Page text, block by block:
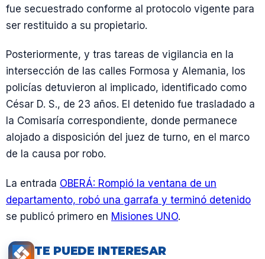
fue secuestrado conforme al protocolo vigente para
ser restituido a su propietario.
Posteriormente, y tras tareas de vigilancia en la
intersección de las calles Formosa y Alemania, los
policías detuvieron al implicado, identificado como
César D. S., de 23 años. El detenido fue trasladado a
la Comisaría correspondiente, donde permanece
alojado a disposición del juez de turno, en el marco
de la causa por robo.
La entrada OBERÁ: Rompió la ventana de un
departamento, robó una garrafa y terminó detenido
se publicó primero en Misiones UNO.
TE PUEDE INTERESAR